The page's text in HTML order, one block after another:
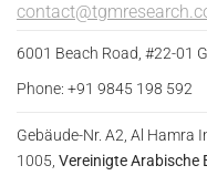
6001 Beach Road, #22-01
Phone: +91 9845 198 592
Gebäude-Nr. A2, Al Hamra
1005, Vereinigte Arabische